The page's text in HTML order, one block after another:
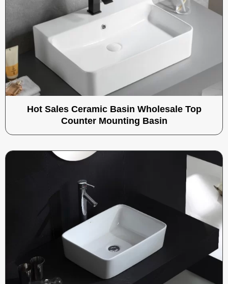
Hot Sales Ceramic Basin Wholesale Top
Counter Mounting Basin